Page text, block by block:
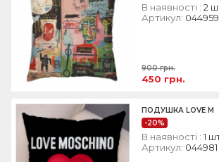
В наявності : 2
Артикул: 044959
900 грн.
450 грн.
В наявності : 1
Артикул: 044981
-20%
ПОДУШКА LOVE M